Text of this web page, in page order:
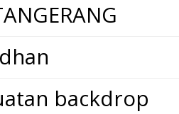
backdrop